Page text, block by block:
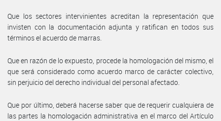
Que los sectores intervinientes acreditan la representación que
invisten con la documentación adjunta y ratifican en todos sus
términos el acuerdo de marras.
Que en razón de lo expuesto, procede la homologación del mismo, el
que será considerado como acuerdo marco de carácter colectivo,
sin perjuicio del derecho individual del personal afectado.
Que por último, deberá hacerse saber que de requerir cualquiera de
las partes la homologación administrativa en el marco del Artículo